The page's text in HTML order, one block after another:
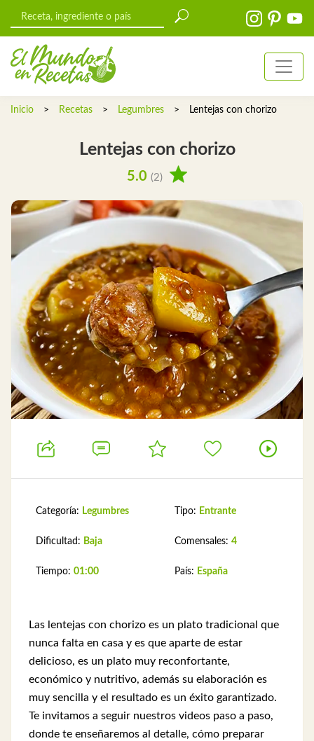
Inicio > Recetas > Legumbres > Lentejas con chorizo
Lentejas con chorizo
5.0 (2)
Categoría: Legumbres
Dificultad: Baja
Tiempo: 01:00
Tipo: Entrante
Comensales: 4
País: España
Las lentejas con chorizo es un plato tradicional que
nunca falta en casa y es que aparte de estar
delicioso, es un plato muy reconfortante,
económico y nutritivo, además su elaboración es
muy sencilla y el resultado es un éxito garantizado.
Te invitamos a seguir nuestros videos paso a paso,
donde te enseñaremos al detalle, cómo preparar